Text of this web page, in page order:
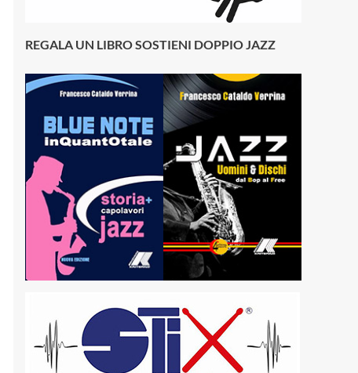
REGALA UN LIBRO SOSTIENI DOPPIO JAZZ